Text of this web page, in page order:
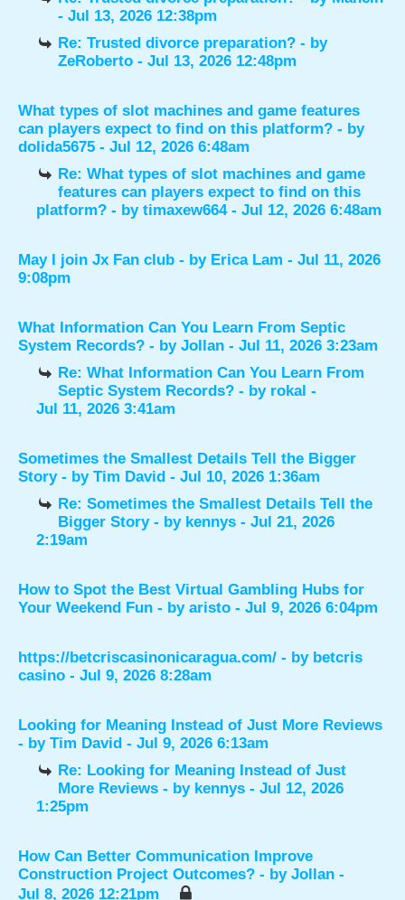
- Jul 13, 2026 12:38pm
Re: Trusted divorce preparation? - by
ZeRoberto - Jul 13, 2026 12:48pm
What types of slot machines and game features
can players expect to find on this platform? - by
dolida5675 - Jul 12, 2026 6:48am
Re: What types of slot machines and game
features can players expect to find on this
platform? - by timaxew664- Jul 12, 2026 6:48am
May I join Jx Fan club - by Erica Lam - Jul 11, 2026
9:08pm
What Information Can You Learn From Septic
System Records? - by Jollan - Jul 11, 2026 3:23am
Re: What Information Can You Learn From
Septic System Records? - by rokal -
Jul 11, 2026 3:41am
Sometimes the Smallest Details Tell the Bigger
Story - by Tim David - Jul 10, 2026 1:36am
Re: Sometimes the Smallest Details Tell the
Bigger Story - by kennys - Jul 21, 2026
2:19am
How to Spot the Best Virtual Gambling Hubs for
Your Weekend Fun - by aristo - Jul 9, 2026 6:04pm
https://betcriscasinonicaragua.com/ - by betcris
casino - Jul 9, 2026 8:28am
Looking for Meaning Instead of Just More Reviews
- by Tim David - Jul 9, 2026 6:13am
Re: Looking for Meaning Instead of Just
More Reviews - by kennys - Jul 12, 2026
1:25pm
How Can Better Communication Improve
Construction Project Outcomes? - by Jollan -
Jul 8, 2026 12:21pm